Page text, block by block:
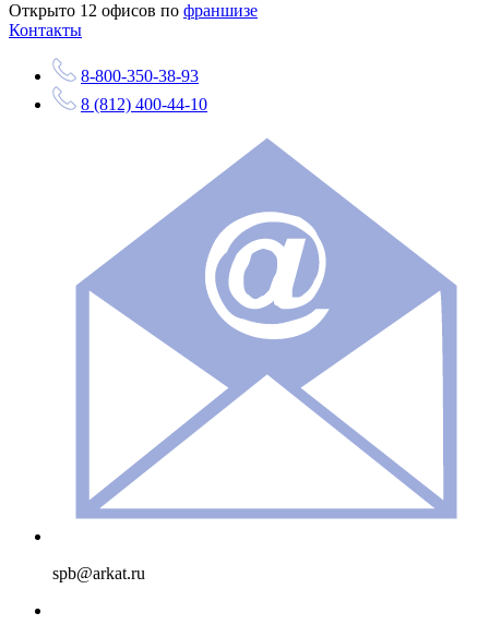
Открыто 12 офисов по франшизе
Контакты
8-800-350-38-93
8 (812) 400-44-10
spb@arkat.ru